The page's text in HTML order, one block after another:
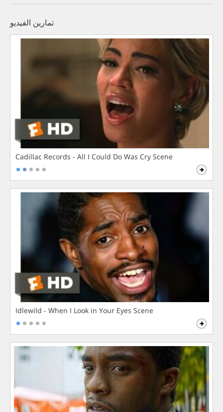
تمارين الفيديو
Cadillac Records - All I Could Do Was Cry Scene
Idlewild - When I Look in Your Eyes Scene